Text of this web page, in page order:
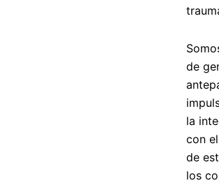
de
la
con
de
los